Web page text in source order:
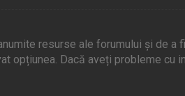
resurse ale forumului și de a
Dacă aveți probleme cu